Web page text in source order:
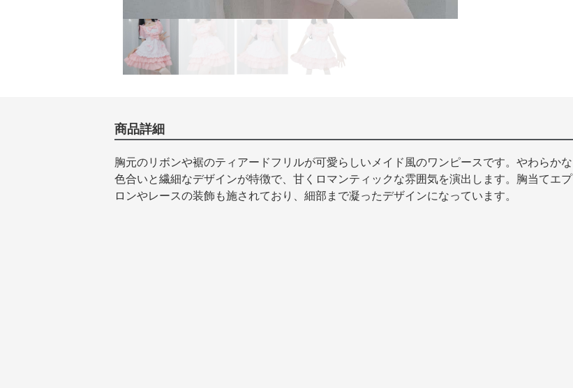
商品詳細
胸元のリボンや裾のティアードフリルが可愛らしいメイド風のワンピースです。やわらかな
色合いと繊細なデザインが特徴で、甘くロマンティックな雰囲気を演出します。胸当てエプ
ロンやレースの装飾も施されており、細部まで凝ったデザインになっています。